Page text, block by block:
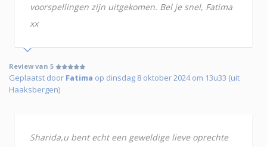
voorspellingen zijn uitgekomen. Bel je snel, Fatima
xx
Review van 5
Geplaatst door Fatima op dinsdag 8 oktober 2024 om 13u33 (uit
Haaksbergen)
Sharida,u bent echt een geweldige lieve oprechte